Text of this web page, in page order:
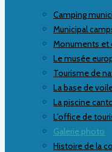
Camping
Municipal
Monuments et
Le musée
Tourisme de
La base de
La piscine
L’office de
Galerie photo
Histoire de la